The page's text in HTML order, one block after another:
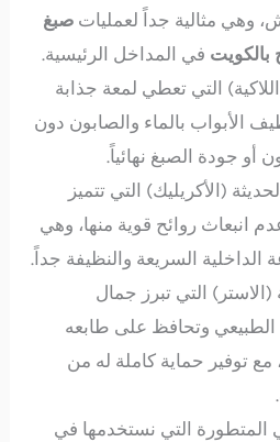
وهي مثالية جداً لعملياتصبغ
في المداخل الرئيسية.
(اللاكية) التي تعطي لمعة جذابة
الأبواب بالماء والصابون دون
أو جودة الصبغ نهائياً.
(الأكريليك) التي تتميز
انبعاث روائح قوية منها، وهي
الداخلية السريعة والنظيفة جداً.
(الاستر) التي تبرز جمال
وتحافظ على طابعه
مع توفير حماية كاملة له من
المتطورة التي نستخدمها في